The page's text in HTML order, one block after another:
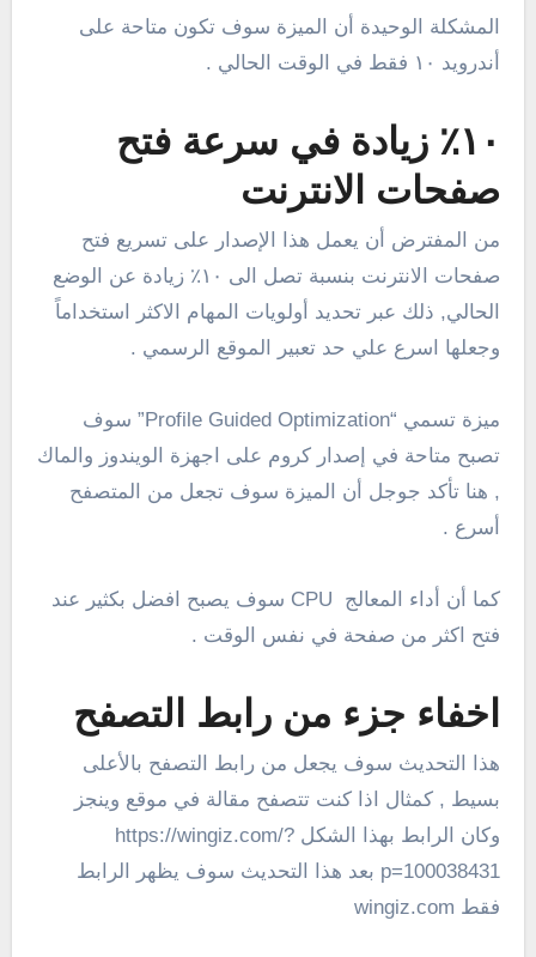
المشكلة الوحيدة أن الميزة سوف تكون متاحة على
أندرويد ١٠ فقط في الوقت الحالي .
١٠٪ زيادة في سرعة فتح
صفحات الانترنت
من المفترض أن يعمل هذا الإصدار على تسريع فتح
صفحات الانترنت بنسبة تصل الى ١٠٪ زيادة عن الوضع
الحالي, ذلك عبر تحديد أولويات المهام الاكثر استخداماً
وجعلها اسرع علي حد تعبير الموقع الرسمي .
ميزة تسمي “Profile Guided Optimization” سوف
تصبح متاحة في إصدار كروم على اجهزة الويندوز والماك
, هنا تأكد جوجل أن الميزة سوف تجعل من المتصفح
أسرع .
كما أن أداء المعالج CPU سوف يصبح افضل بكثير عند
فتح اكثر من صفحة في نفس الوقت .
اخفاء جزء من رابط التصفح
هذا التحديث سوف يجعل من رابط التصفح بالأعلى
بسيط , كمثال اذا كنت تتصفح مقالة في موقع وينجز
وكان الرابط بهذا الشكل https://wingiz.com/?
p=100038431 بعد هذا التحديث سوف يظهر الرابط
فقط wingiz.com